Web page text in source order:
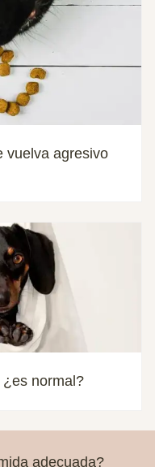
vuelva agresivo
normal?
adecuada?